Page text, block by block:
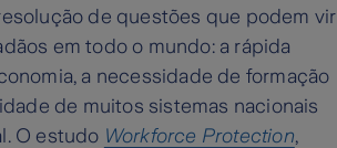
de questões que podem vir
em todo o mundo: a rápida
a necessidade de formação
de muitos sistemas nacionais
O estudo Workforce Protection,